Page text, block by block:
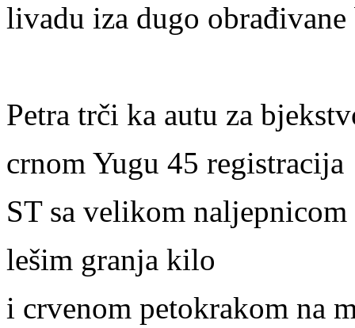
livadu iza dugo obrađivane
Petra trči ka autu za
crnom Yugu 45 registracija
ST sa velikom
lešim granja kilo
i crvenom petokrakom na